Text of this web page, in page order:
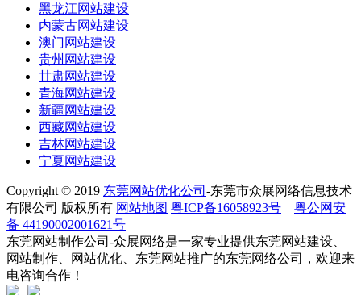
黑龙江网站建设
内蒙古网站建设
澳门网站建设
贵州网站建设
甘肃网站建设
青海网站建设
新疆网站建设
西藏网站建设
吉林网站建设
宁夏网站建设
Copyright © 2019 东莞网站优化公司 -东莞市众展网络信息技术
有限公司 版权所有 网站地图 粤ICP备16058923号
粤公网安
备 44190002001621号
东莞网站制作公司-众展网络是一家专业提供东莞网站建设、
网站制作、网站优化、东莞网站推广的东莞网络公司，欢迎来
电咨询合作！